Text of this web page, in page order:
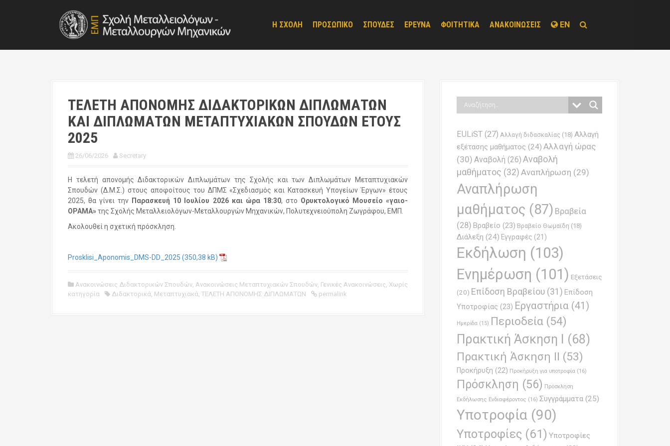
Η ΣΧΟΛΗ ΠΡΟΣΩΠΙΚΟ ΣΠΟΥΔΕΣ ΕΡΕΥΝΑ ΦΟΙΤΗΤΙΚΑ ΑΝΑΚΟΙΝΩΣΕΙΣ EN
ΤΕΛΕΤΗ ΑΠΟΝΟΜΗΣ ΔΙΔΑΚΤΟΡΙΚΩΝ ΔΙΠΛΩΜΑΤΩΝ
ΚΑΙ ΔΙΠΛΩΜΑΤΩΝ ΜΕΤΑΠΤΥΧΙΑΚΩΝ ΣΠΟΥΔΩΝ ΕΤΟΥΣ
2025
26/06/2026 Secretary
Η τελετή απονομής Διδακτορικών Διπλωμάτων της Σχολής και των Διπλωμάτων Μεταπτυχιακών
Σπουδών (Δ.Μ.Σ.) στους αποφοίτους του ΔΠΜΣ «Σχεδιασμός και Κατασκευή Υπογείων Έργων» έτους
2025, θα γίνει την Παρασκευή 10 Ιουλίου 2026 και ώρα 18:30, στο Ορυκτολογικό Μουσείο «γαιο-
ΟΡΑΜΑ»της Σχολής Μεταλλειολόγων-Μεταλλουργών Μηχανικών, Πολυτεχνειούπολη Ζωγράφου, ΕΜΠ.
Ακολουθεί η σχετική πρόσκληση.
Prosklisi_Aponomis_DMS-DD_2025
Ανακοινώσεις Διδακτορικών Σπουδών Ανακοινώσεις Μεταπτυχιακών Σπουδών Γενικές Ανακοινώσεις Χωρίς
κατηγορία
Διδακτορικά Μεταπτυχιακά ΤΕΛΕΤΗ ΑΠΟΝΟΜΗΣ ΔΙΠΛΩΜΑΤΩΝ permalink
EULiST (27) Αλλαγή διδασκαλίας (18) Αλλαγή
εξέτασης μαθήματος (24) Αλλαγή ώρας
(30) Αναβολή (26) Αναβολή
μαθήματος (32) Αναπλήρωση (29)
Αναπλήρωση
μαθήματος (87) Βραβεία
(28) Βραβείο (23) Βραβείο Θωμαϊδη (18)
Διάλεξη (24) Εγγραφές (21)
Εκδήλωση (103)
Ενημέρωση (101) Εξετάσεις
(20) Επίδοση Βραβείου (31) Επίδοση
Υποτροφίας (23) Εργαστήρια (41)
Ημερίδα (15) Περιοδεία (54)
Πρακτική Άσκηση Ι (68)
Πρακτική Άσκηση ΙΙ (53)
Προκήρυξη (22) Προκήρυξη για υποτροφία (16)
Πρόσκληση (56) Πρόσκληση
Εκδήλωσης Ενδιαφέροντος (16) Συγγράμματα (25)
Υποτροφία (90)
Υποτροφίες (61) Υποτροφίες